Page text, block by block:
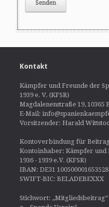
Kontakt
Kämpfer und Freunde der
1939 e. V. (KFSR)
Magdalenenstraße 19, 10365
E-Mail:
Vorsitzender: Harald
Kontoverbindung für
Kontoinhaber: Kämpfer und
1936 - 1939 e.V. (KFSR)
IBAN: DE31
SWIFT-BIC: BELADEBEXXX
Stichwort: „Mitgliedsbeitrag“